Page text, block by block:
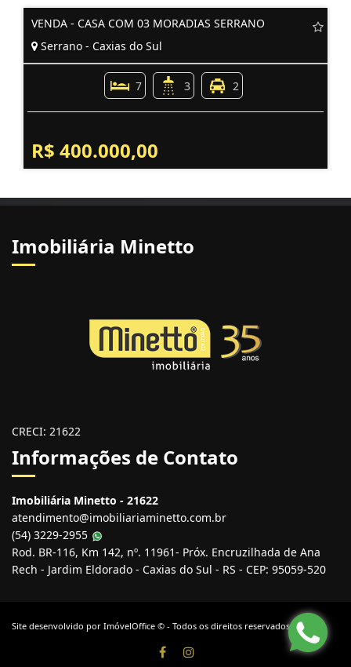
VENDA - CASA COM 03 MORADIAS SERRANO
Serrano - Caxias do Sul
7 3 2
R$ 400.000,00
Imobiliária Minetto
CRECI: 21622
Informações de Contato
Imobiliária Minetto - 21622
atendimento@imobiliariaminetto.com.br
(54) 3229-2955
Rod. BR-116, Km 142, nº. 11961- Próx. Encruzilhada de Ana
Rech - Jardim Eldorado - Caxias do Sul - RS - CEP: 95059-520
Site desenvolvido por ImóvelOffice © - Todos os direitos reservados